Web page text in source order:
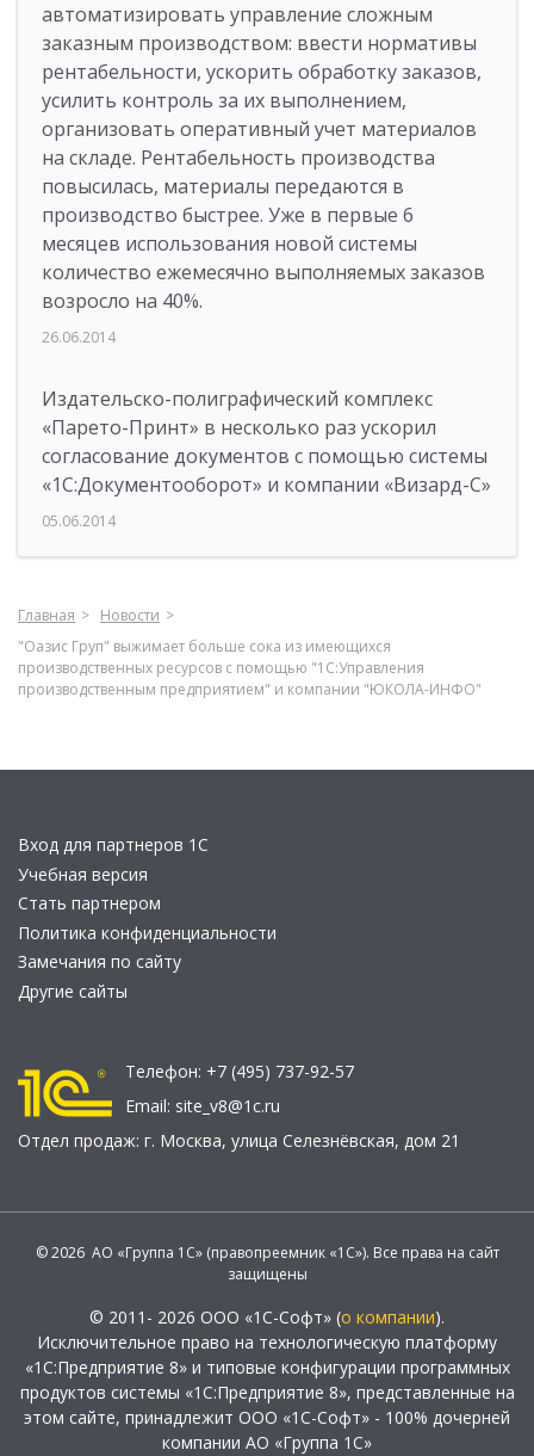
автоматизировать управление сложным
заказным производством: ввести нормативы
рентабельности, ускорить обработку заказов,
усилить контроль за их выполнением,
организовать оперативный учет материалов
на складе. Рентабельность производства
повысилась, материалы передаются в
производство быстрее. Уже в первые 6
месяцев использования новой системы
количество ежемесячно выполняемых заказов
возросло на 40%.
26.06.2014
Издательско-полиграфический комплекс
«Парето-Принт» в несколько раз ускорил
согласование документов с помощью системы
«1С:Документооборот» и компании «Визард-С»
05.06.2014
Главная
Новости
"Оазис Груп" выжимает больше сока из имеющихся
производственных ресурсов с помощью "1С:Управления
производственным предприятием" и компании "ЮКОЛА-ИНФО"
Вход для партнеров 1С
Учебная версия
Стать партнером
Политика конфиденциальности
Замечания по сайту
Другие сайты
Телефон: +7 (495) 737-92-57
Email: site_v8@1c.ru
Отдел продаж: г. Москва, улица Селезнёвская, дом 21
© 2026 АО «Группа 1С» (правопреемник «1С»). Все права на сайт
защищены
© 2011- 2026 ООО «1С-Софт» (о компании).
Исключительное право на технологическую платформу
«1С:Предприятие 8» и типовые конфигурации программных
продуктов системы «1С:Предприятие 8», представленные на
этом сайте, принадлежит ООО «1С-Софт» - 100% дочерней
компании АО «Группа 1С»